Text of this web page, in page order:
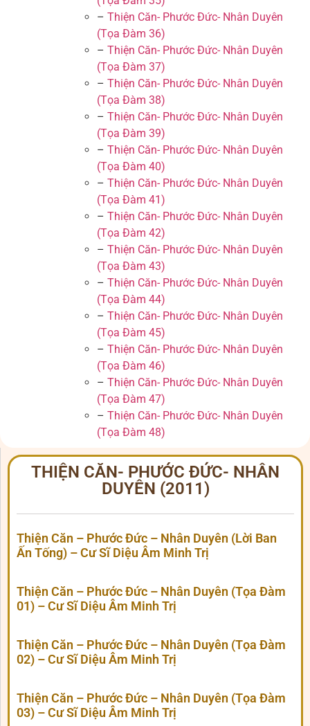
– Thiện Căn- Phước Đức- Nhân Duyên
(Tọa Đàm 36)
– Thiện Căn- Phước Đức- Nhân Duyên
(Tọa Đàm 37)
– Thiện Căn- Phước Đức- Nhân Duyên
(Tọa Đàm 38)
– Thiện Căn- Phước Đức- Nhân Duyên
(Tọa Đàm 39)
– Thiện Căn- Phước Đức- Nhân Duyên
(Tọa Đàm 40)
– Thiện Căn- Phước Đức- Nhân Duyên
(Tọa Đàm 41)
– Thiện Căn- Phước Đức- Nhân Duyên
(Tọa Đàm 42)
– Thiện Căn- Phước Đức- Nhân Duyên
(Tọa Đàm 43)
– Thiện Căn- Phước Đức- Nhân Duyên
(Tọa Đàm 44)
– Thiện Căn- Phước Đức- Nhân Duyên
(Tọa Đàm 45)
– Thiện Căn- Phước Đức- Nhân Duyên
(Tọa Đàm 46)
– Thiện Căn- Phước Đức- Nhân Duyên
(Tọa Đàm 47)
– Thiện Căn- Phước Đức- Nhân Duyên
(Tọa Đàm 48)
THIỆN CĂN- PHƯỚC ĐỨC- NHÂN
DUYÊN (2011)
Thiện Căn – Phước Đức – Nhân Duyên (Lời Ban
Ấn Tống) – Cư Sĩ Diệu Âm Minh Trị
Thiện Căn – Phước Đức – Nhân Duyên (Tọa Đàm
01) – Cư Sĩ Diệu Âm Minh Trị
Thiện Căn – Phước Đức – Nhân Duyên (Tọa Đàm
02) – Cư Sĩ Diệu Âm Minh Trị
Thiện Căn – Phước Đức – Nhân Duyên (Tọa Đàm
03) – Cư Sĩ Diệu Âm Minh Trị